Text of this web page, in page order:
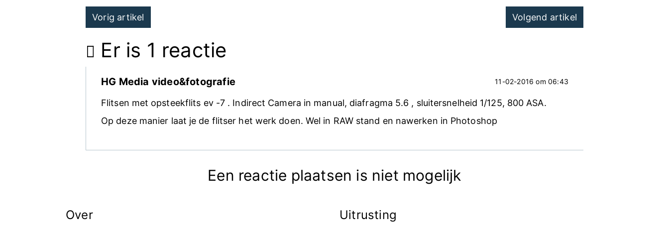
Post
navigation
Vorig artikel Volgend artikel
Er is 1 reactie
HG Media video&fotografie 11-02-2016 om 06:43
Flitsen met opsteekflits ev -7 . Indirect Camera in manual, diafragma 5.6 , sluitersnelheid 1/125, 800 ASA.
Op deze manier laat je de flitser het werk doen. Wel in RAW stand en nawerken in Photoshop
Een reactie plaatsen is niet mogelijk
Over Uitrusting